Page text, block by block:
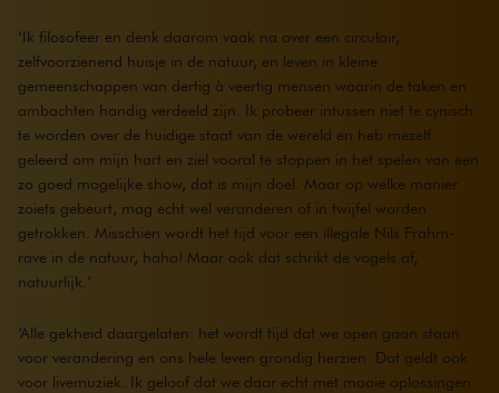
‘Ik filosofeer en denk daarom vaak na over een circulair,
zelfvoorzienend huisje in de natuur, en leven in kleine
gemeenschappen van dertig à veertig mensen waarin de taken en
ambachten handig verdeeld zijn. Ik probeer intussen niet te cynisch
te worden over de huidige staat van de wereld en heb mezelf
geleerd om mijn hart en ziel vooral te stoppen in het spelen van een
zo goed mogelijke show, dat is mijn doel. Maar op welke manier
zoiets gebeurt, mag echt wel veranderen of in twijfel worden
getrokken. Misschien wordt het tijd voor een illegale Nils Frahm-
rave in de natuur, haha! Maar ook dat schrikt de vogels af,
natuurlijk.’
‘Alle gekheid daargelaten: het wordt tijd dat we open gaan staan
voor verandering en ons hele leven grondig herzien. Dat geldt ook
voor livemuziek. Ik geloof dat we daar echt met mooie oplossingen